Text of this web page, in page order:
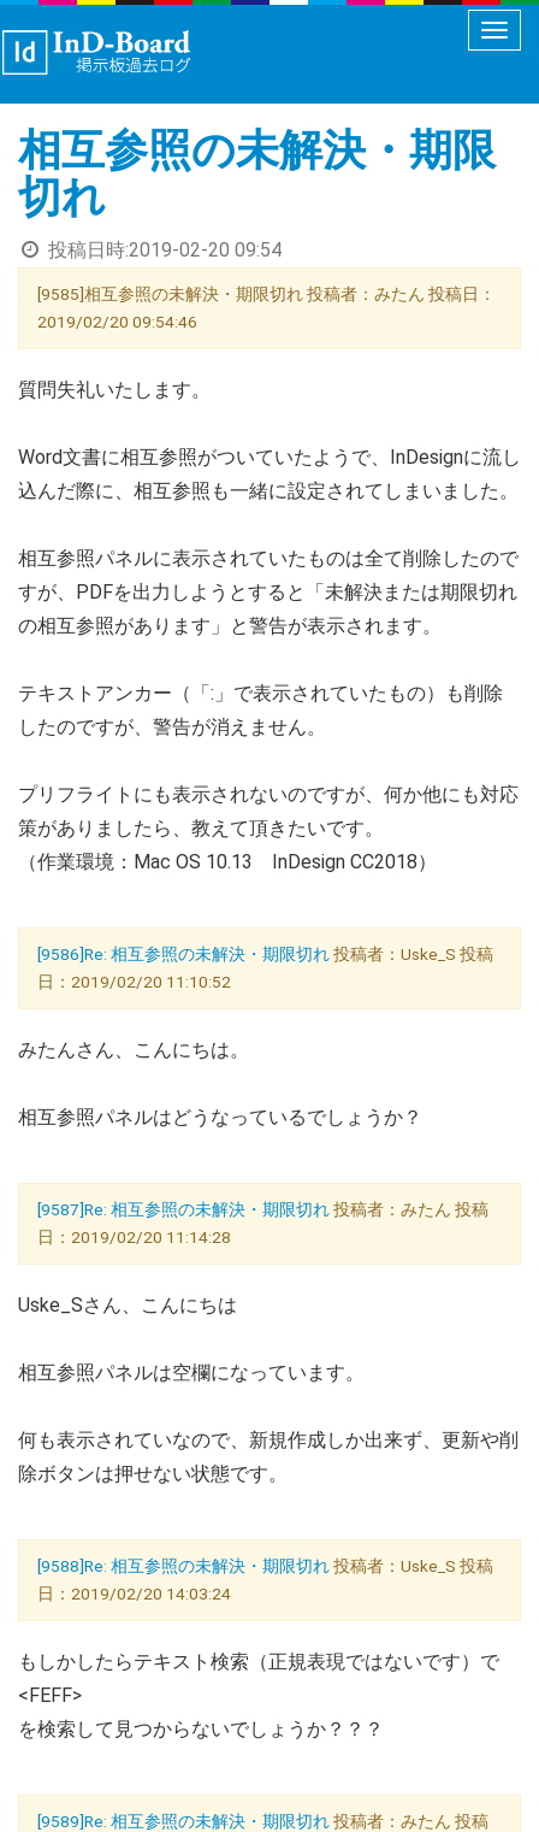
メ
ュ
切
え
相互参照の未解決・期限
切れ
投稿日時:2019-02-20 09:54
[9585]相互参照の未解決・期限切れ 投稿者：みたん 投稿日：
2019/02/20 09:54:46
質問失礼いたします。
Word文書に相互参照がついていたようで、InDesignに流し
込んだ際に、相互参照も一緒に設定されてしまいました。
相互参照パネルに表示されていたものは全て削除したので
すが、PDFを出力しようとすると「未解決または期限切れ
の相互参照があります」と警告が表示されます。
テキストアンカー（「:」で表示されていたもの）も削除
したのですが、警告が消えません。
プリフライトにも表示されないのですが、何か他にも対応
策がありましたら、教えて頂きたいです。
（作業環境：Mac OS 10.13 InDesign CC2018）
[9586]Re: 相互参照の未解決・期限切れ投稿者：Uske_S 投稿
日：2019/02/20 11:10:52
みたんさん、こんにちは。
相互参照パネルはどうなっているでしょうか？
[9587]Re: 相互参照の未解決・期限切れ投稿者：みたん 投稿
日：2019/02/20 11:14:28
Uske_Sさん、こんにちは
相互参照パネルは空欄になっています。
何も表示されていなので、新規作成しか出来ず、更新や削
除ボタンは押せない状態です。
[9588]Re: 相互参照の未解決・期限切れ投稿者：Uske_S 投稿
日：2019/02/20 14:03:24
もしかしたらテキスト検索（正規表現ではないです）で
<FEFF>
を検索して見つからないでしょうか？？？
[9589]Re: 相互参照の未解決・期限切れ投稿者：みたん 投稿